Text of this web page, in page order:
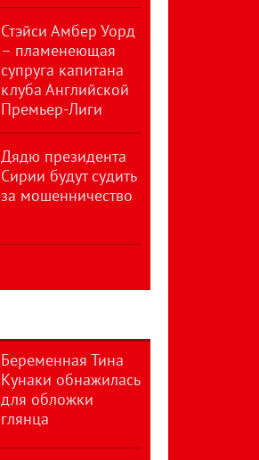
Стэйси Амбер Уорд
– пламенеющая
супруга капитана
клуба Английской
Премьер-Лиги
Дядю президента
Сирии будут судить
за мошенничество
Беременная Тина
Кунаки обнажилась
для обложки
глянца